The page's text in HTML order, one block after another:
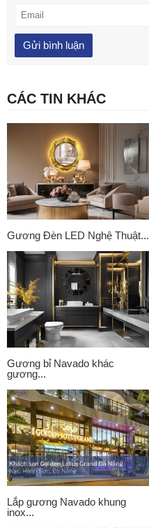
CÁC TIN KHÁC
Gương Đèn LED Nghệ Thuật...
Gương bỉ Navado khác
gương...
Lắp gương Navado khung
inox...